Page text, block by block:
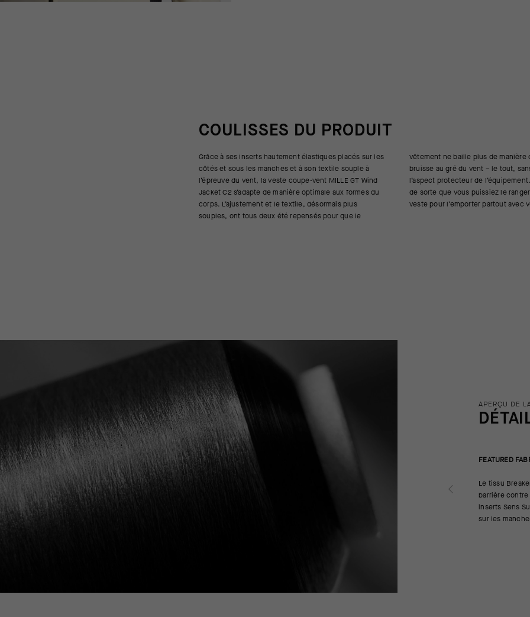
COULISSES DU PRODUIT
Grâce à ses inserts hautement élastiques placés sur les
côtés et sous les manches et à son textile souple à
l’épreuve du vent, la veste coupe-vent MILLE GT Wind
Jacket C2 s’adapte de manière optimale aux formes du
corps. L’ajustement et le textile, désormais plus
souples, ont tous deux été repensés pour que le
vêtement ne baille plus de manière disgracieuse ou ne
bruisse au gré du vent – le tout, sans compromettre
l’aspect protecteur de l’équipement. Il reste ultra léger,
de sorte que vous puissiez le ranger dans une poche de
veste pour l’emporter partout avec
APERÇU DE
FEATURED
Le tissu
barrière
inserts Sens
sur les